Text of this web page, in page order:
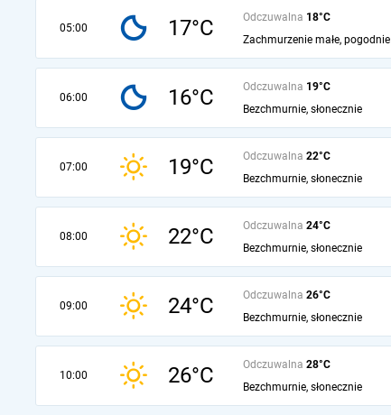
05:00 17°C Odczuwalna 18°C
Zachmurzenie małe, pogodnie
06:00 16°C Odczuwalna 19°C
Bezchmurnie, słonecznie
07:00 19°C Odczuwalna 22°C
Bezchmurnie, słonecznie
08:00 22°C Odczuwalna 24°C
Bezchmurnie, słonecznie
09:00 24°C Odczuwalna 26°C
Bezchmurnie, słonecznie
10:00 26°C Odczuwalna 28°C
Bezchmurnie, słonecznie